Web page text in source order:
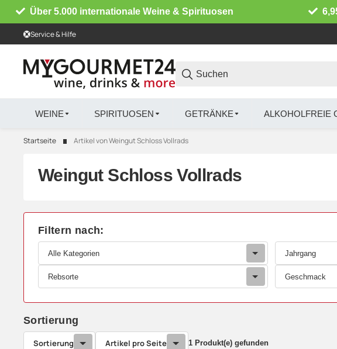
Über 5.000 internationale Weine & Spirituosen
Service & Hilfe
WEINE SPIRITUOSEN GETRÄNKE ALKOHOLFREIE
Startseite Artikel von Weingut Schloss Vollrads
Weingut Schloss Vollrads
Filtern nach:
Alle Kategorien Jahrgang
Rebsorte Geschmack
Sortierung
Sortierung Artikel pro Seite 1 Produkt(e) gefunden